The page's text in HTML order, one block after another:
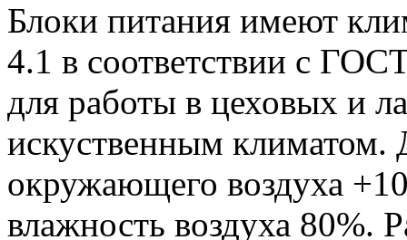
Блоки питания имеют
4.1 в соответствии с
для работы в цеховых и
искуственным климатом.
окружающего воздуха
влажность воздуха 80%.